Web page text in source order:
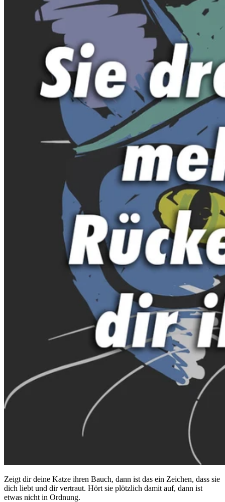
Zeigt dir deine Katze ihren Bauch, dann ist das ein Zeichen, dass sie
dich liebt und dir vertraut. Hört sie plötzlich damit auf, dann ist
etwas nicht in Ordnung.